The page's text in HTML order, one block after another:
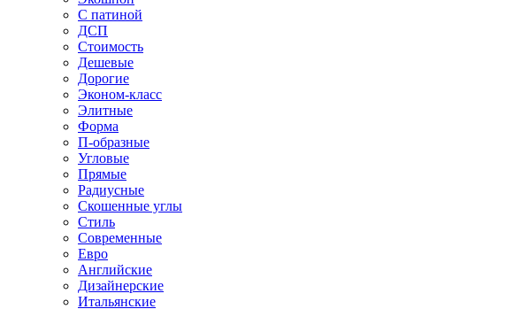
С патиной
ДСП
Стоимость
Дешевые
Дорогие
Эконом-класс
Элитные
Форма
П-образные
Угловые
Прямые
Радиусные
Скошенные углы
Стиль
Современные
Евро
Английские
Дизайнерские
Итальянские